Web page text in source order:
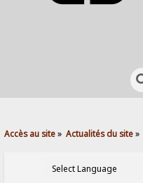
Accès au site» Actualités du site»